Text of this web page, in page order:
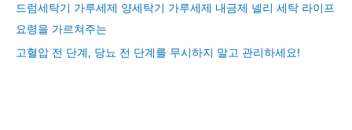
드럼세탁기 가루세제 양세탁기 가루세제 내금제 넬리 세탁 라이프
요령을 가르쳐주는
고혈압 전 단계, 당뇨 전 단계를 무시하지 말고 관리하세요!